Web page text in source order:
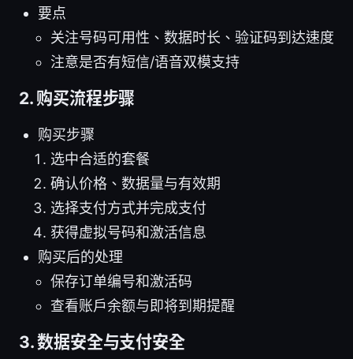
要点
关注号码可用性、数据时长、验证码到达速度
注意是否有短信/语音双模支持
2. 购买流程步骤
购买步骤
选中合适的套餐
确认价格、数据量与有效期
选择支付方式并完成支付
获得虚拟号码和激活信息
购买后的处理
保存订单编号和激活码
查看账户余额与即将到期提醒
3. 数据安全与支付安全